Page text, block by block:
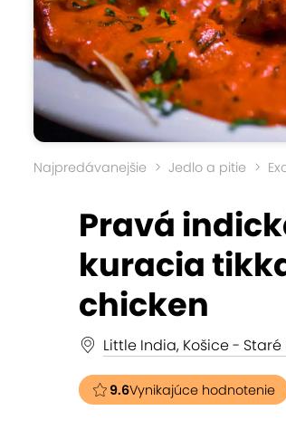
Najpredávanejšie Jedlo a pitie
Pravá
kuracia
chicken
Little India, Košice - Staré
9.6Vynikajúce hodnotenie